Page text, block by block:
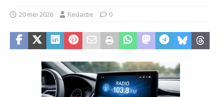
20 mei 2026 Redactie 0